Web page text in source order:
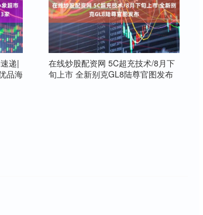
递|
品海
在线炒股配资网 5C超充技术/8月下
旬上市 全新别克GL8陆尊官图发布